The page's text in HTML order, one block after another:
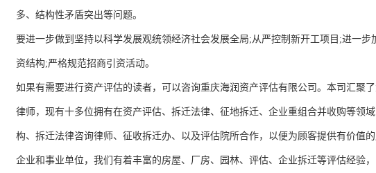
多、结构性矛盾突出等问题。
要进一步做到坚持以科学发展观统领经济社会发展全局;从严控制新开工项目;进一
资结构;严格规范招商引资活动。
如果有需要进行资产评估的读者，可以咨询重庆海润资产评估有限公司。本司汇聚
律师，现有十多位拥有在资产评估、拆迁法律、征地拆迁、企业重组合并收购等领
构、拆迁法律咨询律师、征收拆迁办、以及评估院所合作，以便为顾客提供有价值
企业和事业单位，我们有着丰富的房屋、厂房、园林、评估、企业拆迁等评估经验